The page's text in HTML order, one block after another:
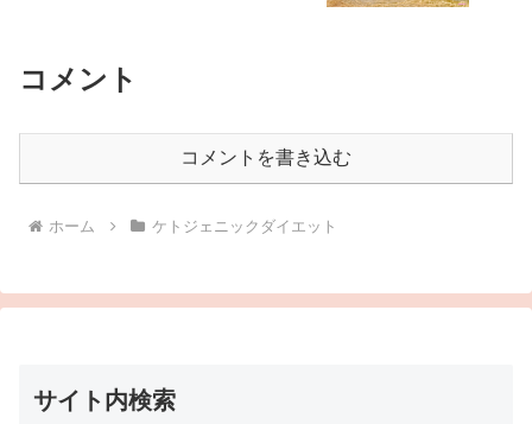
コメント
コメントを書き込む
ホーム ケトジェニックダイエット
サイト内検索